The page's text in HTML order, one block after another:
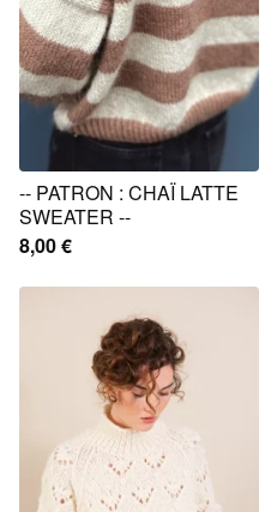
-- PATRON : CHAÏ LATTE
SWEATER --
8,00€